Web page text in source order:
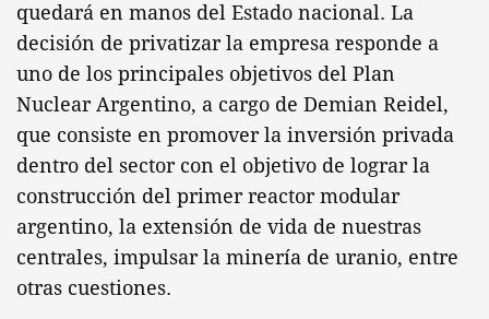
quedará en manos del Estado nacional. La
decisión de privatizar la empresa responde a
uno de los principales objetivos del Plan
Nuclear Argentino, a cargo de Demian Reidel,
que consiste en promover la inversión privada
dentro del sector con el objetivo de lograr la
construcción del primer reactor modular
argentino, la extensión de vida de nuestras
centrales, impulsar la minería de uranio, entre
otras cuestiones.